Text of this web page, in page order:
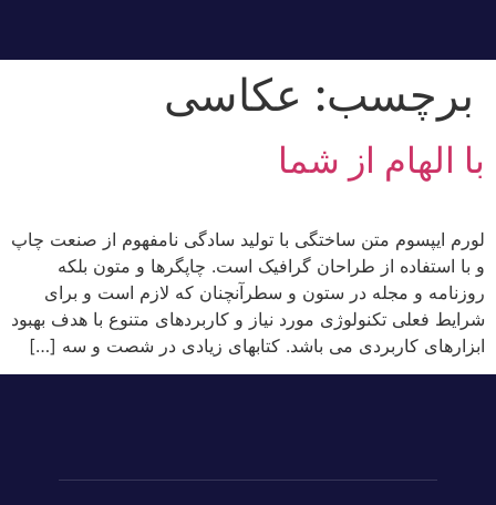
برچسب: عکاسی
با الهام از شما
لورم ایپسوم متن ساختگی با تولید سادگی نامفهوم از صنعت چاپ
و با استفاده از طراحان گرافیک است. چاپگرها و متون بلکه
روزنامه و مجله در ستون و سطرآنچنان که لازم است و برای
شرایط فعلی تکنولوژی مورد نیاز و کاربردهای متنوع با هدف بهبود
ابزارهای کاربردی می باشد. کتابهای زیادی در شصت و سه […]